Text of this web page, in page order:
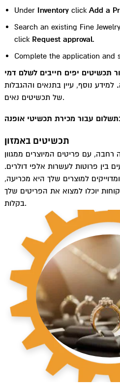
Under Inventoryclick Add a
Search an existing Fine
click Request approval.
Complete the application and
תכשיטים יפים חייבים לשלם דמי
למידע נוסף, עיין בתנאים וההגבלות
של תכשיטים נאים.
תכשיטים באמזון
רחבה, עם פריטים המיוצרים ממגוון
בין פרוטות לעשרות אלפי דולרים.
למוצרים שלך היא מכריעה,
יוכלו למצוא את הפריטים שלך
בקלות.